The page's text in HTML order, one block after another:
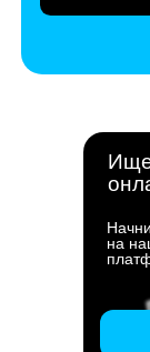
на